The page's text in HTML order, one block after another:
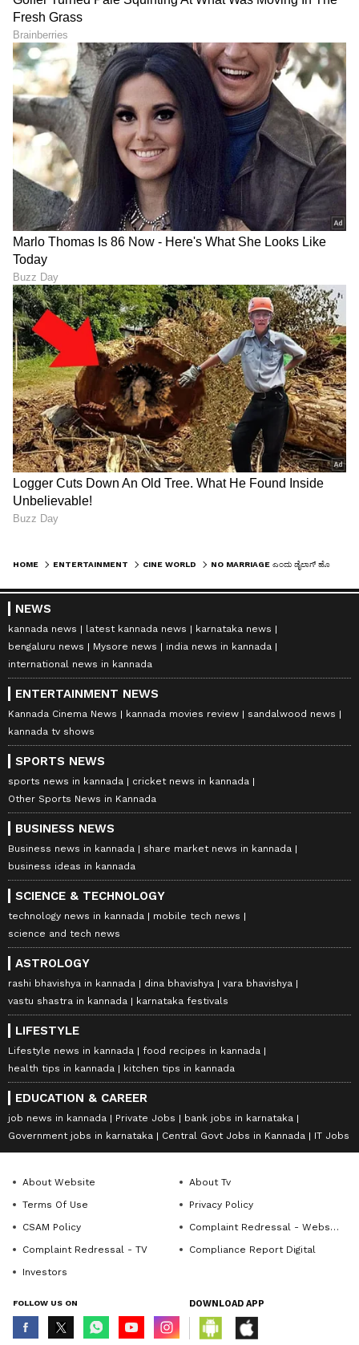
HOME ENTERTAINMENT CINE WORLD
NEWS
kannada news latest kannada news
karnataka news
bengaluru news
Mysore news
india news in kannada
international news in kannada
ENTERTAINMENT NEWS
Kannada Cinema News kannada movies review
sandalwood news
kannada tv shows
SPORTS NEWS
sports news in kannada
cricket news in kannada
Other Sports News in Kannada
BUSINESS NEWS
Business news in kannada
share market news in kannada
business ideas in kannada
SCIENCE & TECHNOLOGY
technology news in kannada
mobile tech news
science and tech news
ASTROLOGY
rashi bhavishya in kannada dina bhavishya
vara bhavishya
vastu shastra in kannada
karnataka festivals
LIFESTYLE
Lifestyle news in kannada
food recipes in kannada
health tips in kannada
kitchen tips in kannada
EDUCATION & CAREER
job news in kannada Private Jobs
bank jobs in karnataka
Government jobs in karnataka
Central Govt Jobs in Kannada IT Jobs
About Website
About Tv
Terms Of Use
Privacy Policy
CSAM Policy
Complaint Redressal - Website
Complaint Redressal - TV
Compliance Report Digital
Investors
FOLLOW US ON DOWNLOAD APP